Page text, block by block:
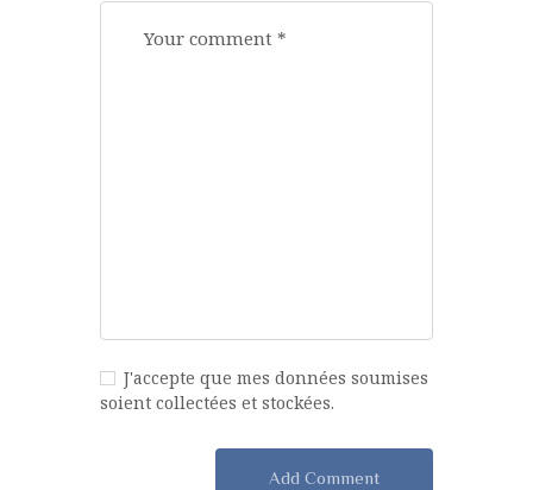
J'accepte que mes données soumises
soient collectées et stockées.